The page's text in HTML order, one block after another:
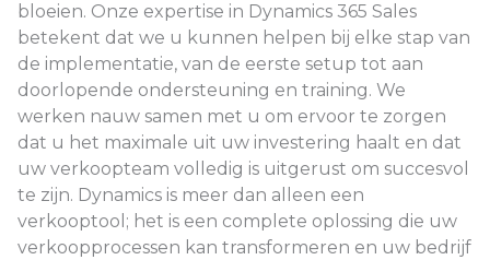
bloeien. Onze expertise in Dynamics 365 Sales
betekent dat we u kunnen helpen bij elke stap van
de implementatie, van de eerste setup tot aan
doorlopende ondersteuning en training. We
werken nauw samen met u om ervoor te zorgen
dat u het maximale uit uw investering haalt en dat
uw verkoopteam volledig is uitgerust om succesvol
te zijn. Dynamics is meer dan alleen een
verkooptool; het is een complete oplossing die uw
verkoopprocessen kan transformeren en uw bedrijf